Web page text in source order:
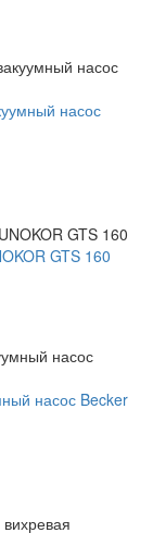
насос
GTS 160
насос Becker